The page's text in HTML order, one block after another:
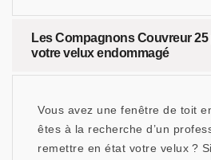
Les Compagnons Couvreur 25
votre velux endommagé
Vous avez une fenêtre de toit
êtes à la recherche d’un
remettre en état votre velux ?